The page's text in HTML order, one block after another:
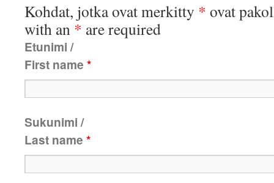
Kohdat, jotka ovat merkitty * ovat
with an * are required
Etunimi /
First name *
Sukunimi /
Last name *